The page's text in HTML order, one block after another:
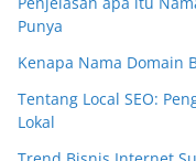
Punya
Kenapa Nama Domain
Tentang Local SEO:
Lokal